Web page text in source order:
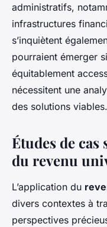
administratifs,
infrastructures
s’inquiètent
pourraient émerger
équitablement
nécessitent une
des solutions viables.
Études de
du revenu
L’application du
divers contextes à
perspectives